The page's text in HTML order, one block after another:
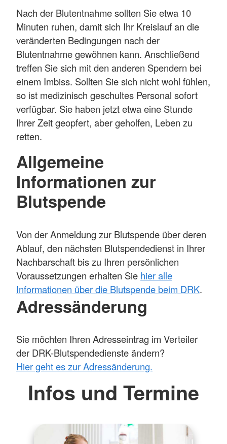
Nach der Blutentnahme sollten Sie etwa 10
Minuten ruhen, damit sich Ihr Kreislauf an die
veränderten Bedingungen nach der
Blutentnahme gewöhnen kann. Anschließend
treffen Sie sich mit den anderen Spendern bei
einem Imbiss. Sollten Sie sich nicht wohl fühlen,
so ist medizinisch geschultes Personal sofort
verfügbar. Sie haben jetzt etwa eine Stunde
Ihrer Zeit geopfert, aber geholfen, Leben zu
retten.
Allgemeine
Informationen zur
Blutspende
Von der Anmeldung zur Blutspende über deren
Ablauf, den nächsten Blutspendedienst in Ihrer
Nachbarschaft bis zu Ihren persönlichen
Voraussetzungen erhalten Sie hier alle
Informationen über die Blutspende beim DRK.
Adressänderung
Sie möchten Ihren Adresseintrag im Verteiler
der DRK-Blutspendedienste ändern?
Hier geht es zur Adressänderung.
Infos und Termine